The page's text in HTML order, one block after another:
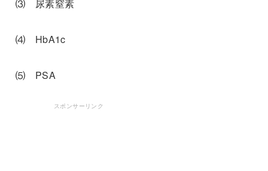
⑶ 尿素窒素
⑷ HbA1c
⑸ PSA
スポンサーリンク